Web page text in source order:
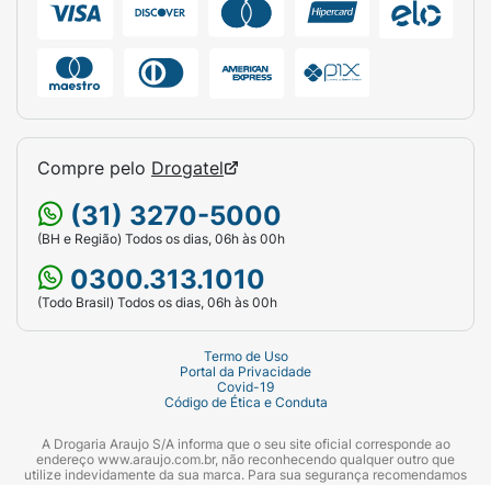
Compre pelo Drogatel
(31) 3270-5000
(BH e Região) Todos os dias, 06h às 00h
0300.313.1010
(Todo Brasil) Todos os dias, 06h às 00h
Termo de Uso
Portal da Privacidade
Covid-19
Código de Ética e Conduta
A Drogaria Araujo S/A informa que o seu site oficial corresponde ao
endereço www.araujo.com.br, não reconhecendo qualquer outro que
utilize indevidamente da sua marca. Para sua segurança recomendamos